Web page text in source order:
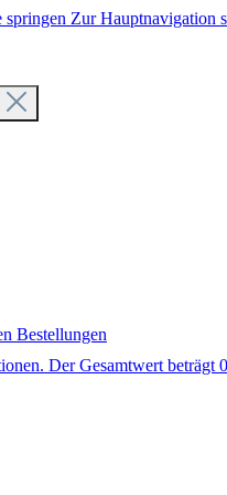
springen Zur Hauptnavigation
Bestellungen
Der Gesamtwert beträgt